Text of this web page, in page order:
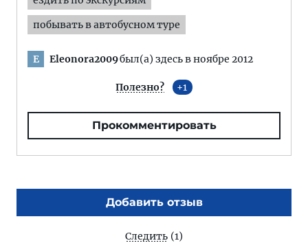
побывать в автобусном туре
E Eleonora2009был(а) здесь в ноябре 2012
Полезно? 1
Прокомментировать
Добавить отзыв
Следить (1)